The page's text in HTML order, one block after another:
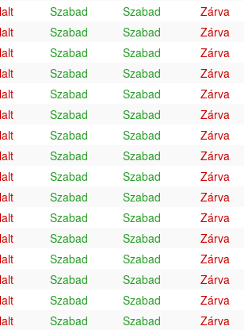
Szabad Szabad
Zárva
Szabad Szabad
Zárva
Szabad Szabad
Zárva
Szabad Szabad
Zárva
Szabad Szabad
Zárva
Szabad Szabad
Zárva
Szabad Szabad
Zárva
Szabad Szabad
Zárva
Szabad Szabad
Zárva
Szabad Szabad
Zárva
Szabad Szabad
Zárva
Szabad Szabad
Zárva
Szabad Szabad
Zárva
Szabad Szabad
Zárva
Szabad Szabad
Zárva
Szabad Szabad
Zárva